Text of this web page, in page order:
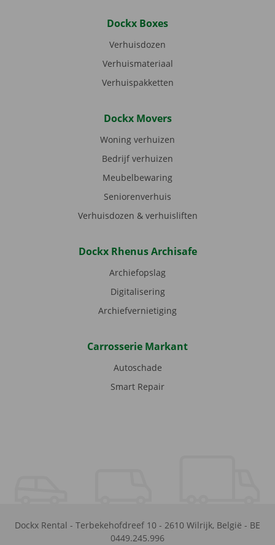
Dockx Boxes
Verhuisdozen
Verhuismateriaal
Verhuispakketten
Dockx Movers
Woning verhuizen
Bedrijf verhuizen
Meubelbewaring
Seniorenverhuis
Verhuisdozen & verhuisliften
Dockx Rhenus Archisafe
Archiefopslag
Digitalisering
Archiefvernietiging
Carrosserie Markant
Autoschade
Smart Repair
Dockx Rental - Terbekehofdreef 10 - 2610 Wilrijk, België - BE
0449.245.996